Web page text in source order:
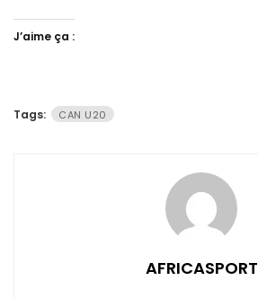
J’aime ça :
Tags: CAN U20
AFRICASPORT